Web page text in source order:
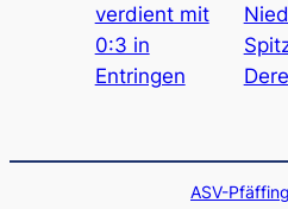
verdient mit
0:3 in
Entringen
ASV-